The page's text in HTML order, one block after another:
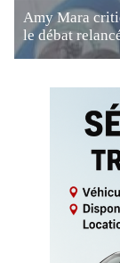
Amy Mara
le débat